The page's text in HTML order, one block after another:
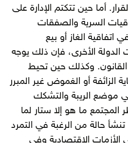
أما حين تتكتم الإدارة على
السرية والصفقات
الغاز أو بيع
الأخرى، فإن ذلك يوجه
وكذلك حين تحيط
الزائفة أو الغموض غير المبرر
موضع الريبة والتشكك
ما هو إلا ستار لما
تنشأ حالة من الرغبة في التمرد
الأزمات الاقتصادية وفي